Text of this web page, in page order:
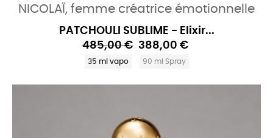
NICOLAÏ, femme créatrice émotionnelle
PATCHOULI SUBLIME - Elixir...
485,00 € 388,00 €
35 ml vapo 90 ml Spray